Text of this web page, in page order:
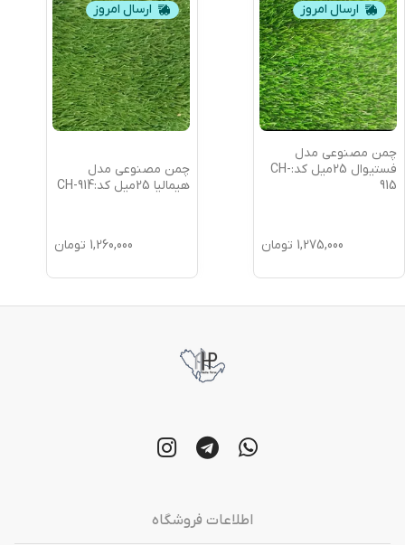
ارسال امروز
چمن مصنوعی مدل
فستیوال 25میل کد:CH-
915
1,275,000 تومان
ارسال امروز
چمن مصنوعی مدل
هیمالیا 25میل کد:CH-914
1,260,000 تومان
اطلاعات فروشگاه